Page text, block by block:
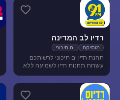
מוסיקת עולם ובלוז.
רדיו לב המדינה
מוסיקה ים תיכוני
תחנת רדיו ים תיכוני לרשותכם
עשרות תחנות רדיו לשמיעה ללא
ים תיכונית, מוסיקה לפי שפות